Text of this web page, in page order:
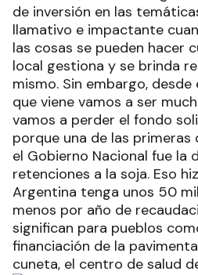
de inversión en las
llamativo e impactante
las cosas se pueden hacer
local gestiona y se brinda
mismo. Sin embargo, desde
que viene vamos a ser
vamos a perder el fondo
porque una de las
el Gobierno Nacional fue la
retenciones a la soja. Eso
Argentina tenga unos 50
menos por año de
significan para pueblos
financiación de la
cuneta, el centro de salud